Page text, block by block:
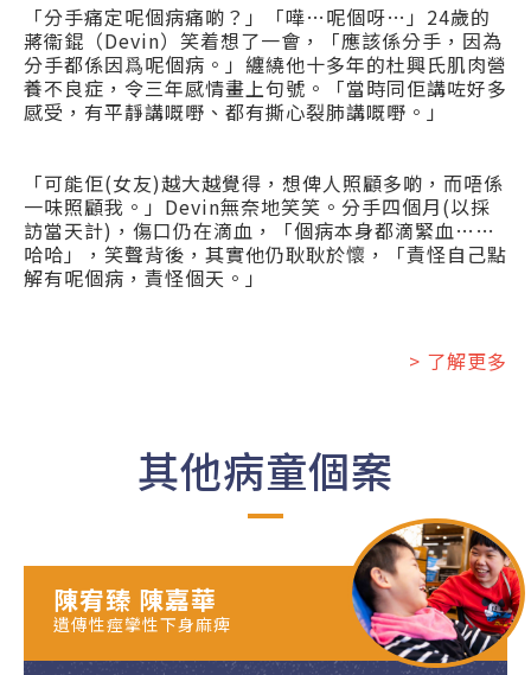
「分手痛定呢個病痛啲？」「嘩…呢個呀…」24歲的
蔣衞錕（Devin）笑着想了一會，「應該係分手，因為
分手都係因爲呢個病。」纏繞他十多年的杜興氏肌肉營
養不良症，令三年感情畫上句號。「當時同佢講咗好多
感受，有平靜講嘅嘢、都有撕心裂肺講嘅嘢。」
「可能佢(女友)越大越覺得，想俾人照顧多啲，而唔係
一味照顧我。」Devin無奈地笑笑。分手四個月(以採
訪當天計)，傷口仍在滴血，「個病本身都滴緊血……
哈哈」，笑聲背後，其實他仍耿耿於懷，「責怪自己點
解有呢個病，責怪個天。」
> 了解更多
其他病童個案
陳宥臻 陳嘉華
遺傳性痙攣性下身麻痺